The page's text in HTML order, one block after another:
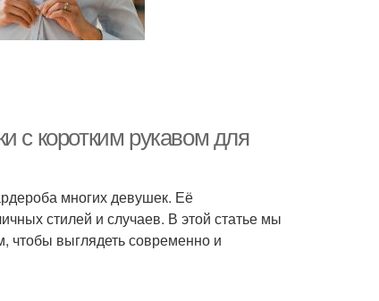
с коротким рукавом для
многих девушек. Её
стилей и случаев. В этой статье мы
чтобы выглядеть современно и